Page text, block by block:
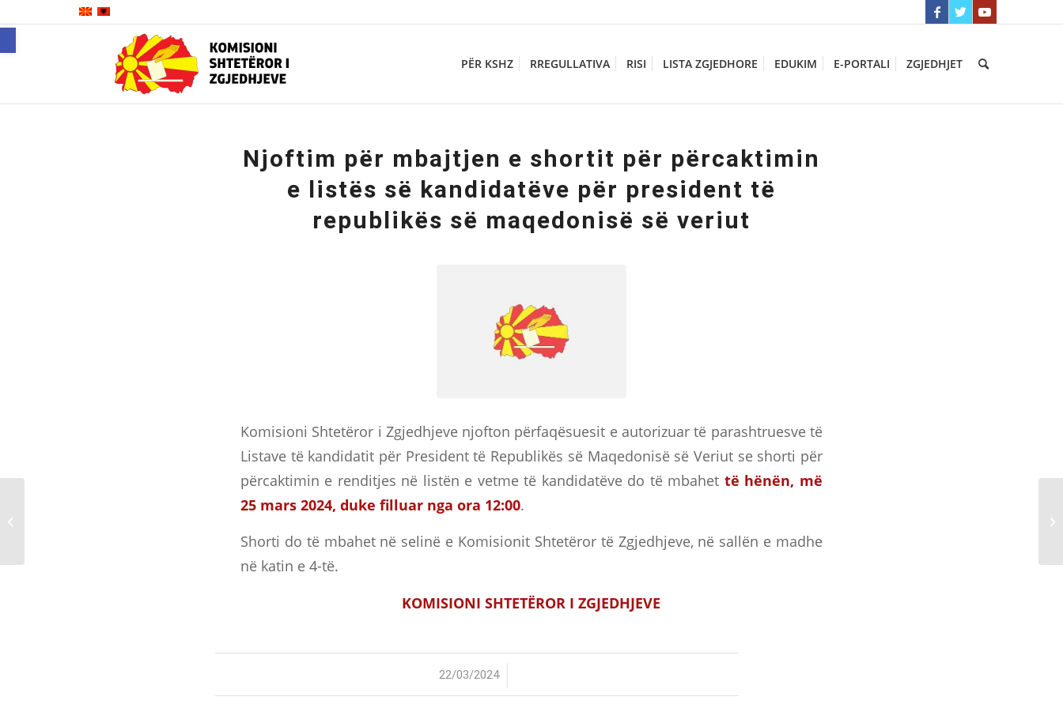
PËR KSHZ RREGULLATIVA RISI LISTA ZGJEDHORE EDUKIM E-PORTALI ZGJEDHJET
Njoftim për mbajtjen e shortit për përcaktimin
e listës së kandidatëve për president të
republikës së maqedonisë së veriut
Komisioni Shtetëror i Zgjedhjeve njofton përfaqësuesit e autorizuar të parashtruesve të
Listave të kandidatit për President të Republikës së Maqedonisë së Veriut se shorti për
përcaktimin e renditjes në listën e vetme të kandidatëve do të mbahet të hënën, më
25 mars 2024, duke filluar nga ora 12:00.
Shorti do të mbahet në selinë e Komisionit Shtetëror të Zgjedhjeve, në sallën e madhe
në katin e 4-të.
KOMISIONI SHTETËROR I ZGJEDHJEVE
22/03/2024
/
Open toolbar